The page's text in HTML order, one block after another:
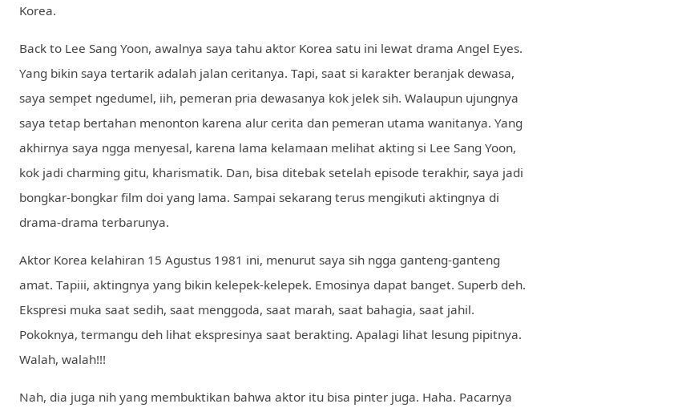
Korea.
Back to Lee Sang Yoon, awalnya saya tahu aktor Korea satu ini lewat drama Angel Eyes.
Yang bikin saya tertarik adalah jalan ceritanya. Tapi, saat si karakter beranjak dewasa,
saya sempet ngedumel, iih, pemeran pria dewasanya kok jelek sih. Walaupun ujungnya
saya tetap bertahan menonton karena alur cerita dan pemeran utama wanitanya. Yang
akhirnya saya ngga menyesal, karena lama kelamaan melihat akting si Lee Sang Yoon,
kok jadi charming gitu, kharismatik. Dan, bisa ditebak setelah episode terakhir, saya jadi
bongkar-bongkar film doi yang lama. Sampai sekarang terus mengikuti aktingnya di
drama-drama terbarunya.
Aktor Korea kelahiran 15 Agustus 1981 ini, menurut saya sih ngga ganteng-ganteng
amat. Tapiii, aktingnya yang bikin kelepek-kelepek. Emosinya dapat banget. Superb deh.
Ekspresi muka saat sedih, saat menggoda, saat marah, saat bahagia, saat jahil.
Pokoknya, termangu deh lihat ekspresinya saat berakting. Apalagi lihat lesung pipitnya.
Walah, walah!!!
Nah, dia juga nih yang membuktikan bahwa aktor itu bisa pinter juga. Haha. Pacarnya